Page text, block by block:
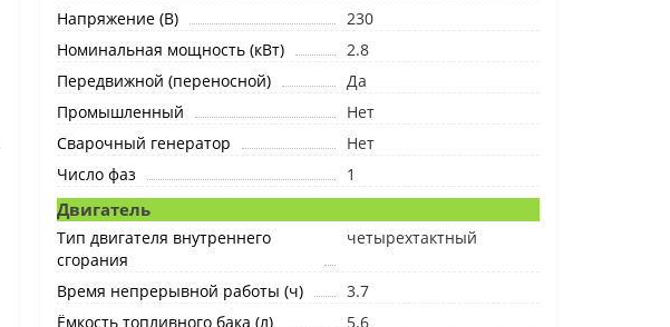
Напряжение (В)
230
Номинальная мощность (кВт)
2.8
Передвижной (переносной)
Да
Промышленный
Нет
Сварочный генератор
Нет
Число фаз
1
Двигатель
Тип двигателя внутреннего
сгорания
четырехтактный
Время непрерывной работы (ч)
3.7
Ёмкость топливного бака (л)
5.6